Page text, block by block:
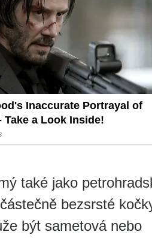
také jako
bezsrsté
být sametová nebo